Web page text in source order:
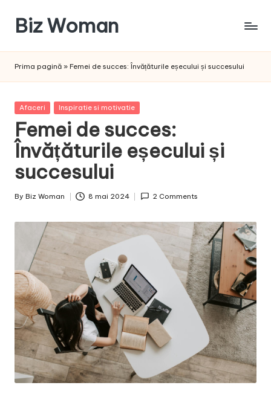
content
Biz Woman
succesul
Prima pagină » Femei de succes: Învățăturile eșecului și succesului
Posted
Afaceri Inspiratie si motivatie
Femei de succes:
Învățăturile eșecului și
succesului
Posted
By Biz Woman 8 mai 2024 2 Comments